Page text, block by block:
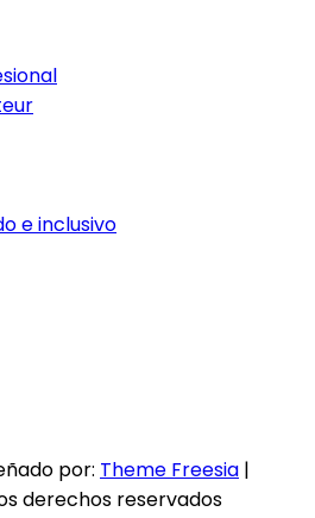
e inclusivo
por: Theme Freesia |
derechos reservados